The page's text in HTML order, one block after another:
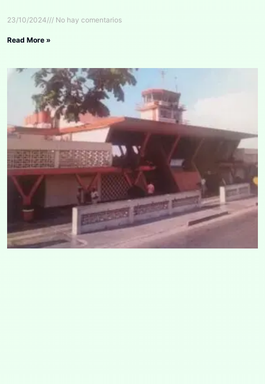
23/10/2024 No hay comentarios
Read More »